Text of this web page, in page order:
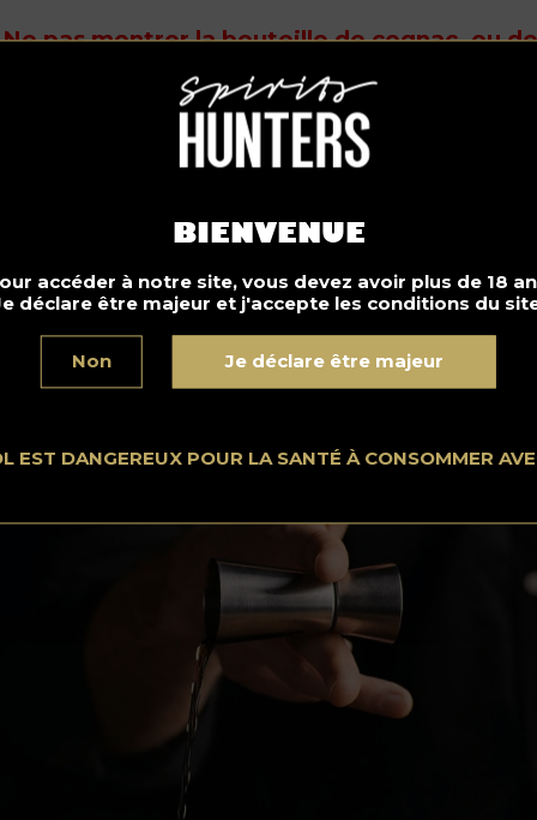
BIENVENUE
accéder à notre site, vous devez avoir plus de 18
déclare être majeur et j'accepte les conditions du
Non Je déclare être majeur
EST DANGEREUX POUR LA SANTÉ À CONSOMMER
Ne pas montrer la bouteille de cognac, ou
tout autre alcool, sur la vidéo.
La visibilité du
et de toutes autre bouteilles d’alcool peut se faire avec
l’utilisation d’un jigger/doseur (matériel de bar neutre). Toute
vidéo qui montrera une bouteille de Cognac ou de tout
pour des raisons de neutralité. Le ©Cognac Bartender
sans objet commercial.